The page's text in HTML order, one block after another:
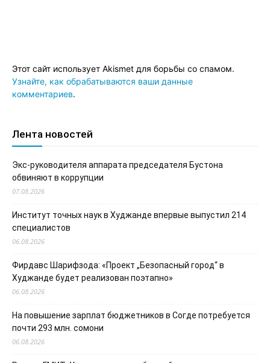
Этот сайт использует Akismet для борьбы со спамом.
Узнайте, как обрабатываются ваши данные
комментариев.
Лента новостей
Экс-руководителя аппарата председателя Бустона
обвиняют в коррупции
07.08.2026
Институт точных наук в Худжанде впервые выпустил 214
специалистов
06.08.2026
Фирдавс Шарифзода: «Проект „Безопасный город“ в
Худжанде будет реализован поэтапно»
06.08.2026
На повышение зарплат бюджетников в Согде потребуется
почти 293 млн. сомони
06.08.2026